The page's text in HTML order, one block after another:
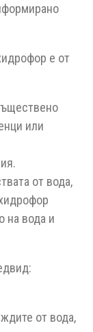
е от
или
от вода,
на вода и
от вода,